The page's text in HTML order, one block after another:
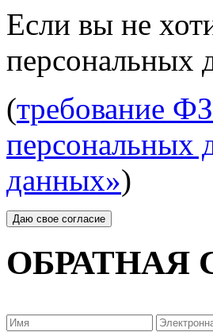
Если вы не
персональных
(требование
персональных
данных»)
ОБРАТНАЯ